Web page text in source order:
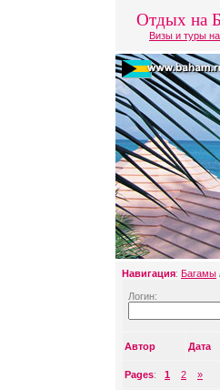
Отдых на
Визы и туры
Навигация: Багамы
Логин:
Автор Дата
Pages: 1 2
»